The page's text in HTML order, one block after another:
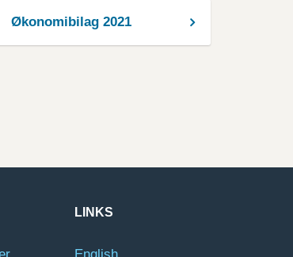
Økonomibilag 2021
LINKS